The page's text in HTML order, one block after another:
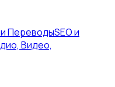
ПереводыSEO и
Видео,